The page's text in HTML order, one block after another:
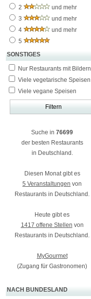
2
und mehr
3
und mehr
4
und mehr
5
SONSTIGES
Nur Restaurants mit Bildern
Viele vegetarische Speisen
Viele vegane Speisen
Suche in 76699
der besten Restaurants
in Deutschland.
Diesen Monat gibt es
5 Veranstaltungen von
Restaurants in Deutschland.
Heute gibt es
1417 offene Stellen von
Restaurants in Deutschland.
MyGourmet
(Zugang für Gastronomen)
NACH BUNDESLAND